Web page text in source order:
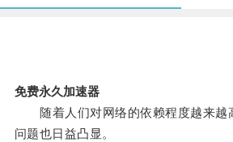
免费永久加速器
随着人们对网络的依赖程度越来越
问题也日益凸显。